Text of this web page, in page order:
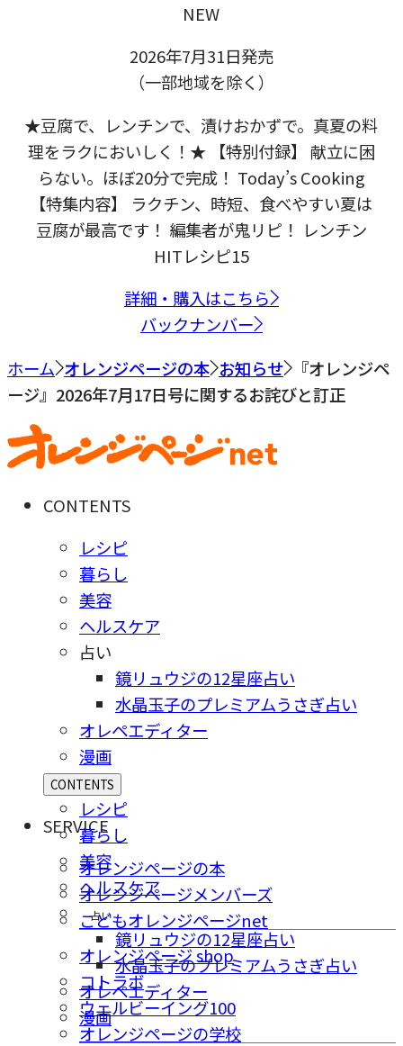
NEW
2026年7月31日発売
（一部地域を除く）
★豆腐で、レンチンで、漬けおかずで。真夏の料
理をラクにおいしく！★ 【特別付録】 献立に困
らない。ほぼ20分で完成！ Today’s Cooking
【特集内容】 ラクチン、時短、食べやすい夏は
豆腐が最高です！ 編集者が鬼リピ！ レンチン
HITレシピ15
詳細・購入はこちら
バックナンバー
ホーム オレンジページの本 お知らせ
『オレンジペ
ージ』2026年7月17日号に関するお詫びと訂正
CONTENTS
レシピ
暮らし
美容
ヘルスケア
占い
鏡リュウジの12星座占い
水晶玉子のプレミアムうさぎ占い
オレペエディター
漫画
CONTENTS
レシピ
暮らし
美容
ヘルスケア
占い
鏡リュウジの12星座占い
水晶玉子のプレミアムうさぎ占い
オレペエディター
漫画
SERVICE
オレンジページの本
オレンジページメンバーズ
こどもオレンジページnet
オレンジページ shop
コトラボ
ウェルビーイング100
オレンジページの学校